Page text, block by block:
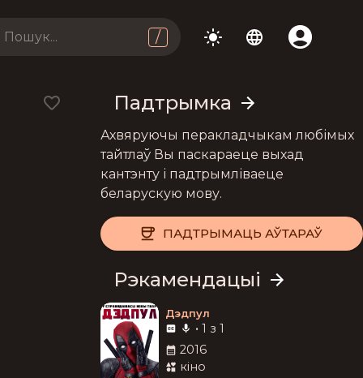
/
Падтрымка
Ахвяруючы перакладчыкам любімых
тайтлаў Вы паскараеце выхад
кантэнту і падтрымліваеце
беларускую мову.
ПАДТРЫМАЦЬ АЎТАРАЎ
Рэкамендацыі
Дэдпул
• 1 з 1
2016
кіно